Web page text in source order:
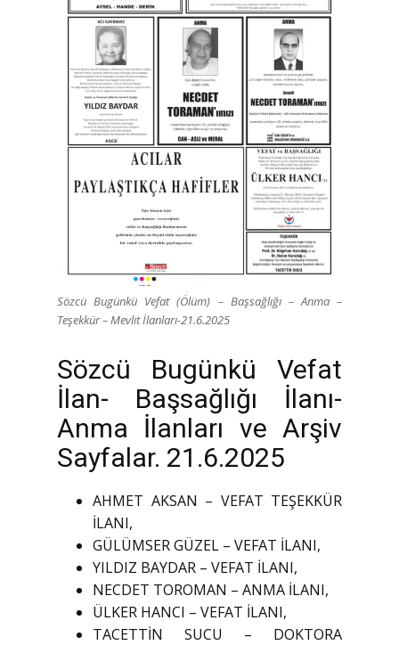
Sözcü Bugünkü Vefat (Ölüm) – Başsağlığı – Anma –
Teşekkür – Mevlit İlanları-21.6.2025
Sözcü Bugünkü Vefat
İlan- Başsağlığı İlanı-
Anma İlanları ve Arşiv
Sayfalar. 21.6.2025
AHMET AKSAN – VEFAT TEŞEKKÜR
İLANI,
GÜLÜMSER GÜZEL – VEFAT İLANI,
YILDIZ BAYDAR – VEFAT İLANI,
NECDET TOROMAN – ANMA İLANI,
ÜLKER HANCI – VEFAT İLANI,
TACETTİN SUCU – DOKTORA